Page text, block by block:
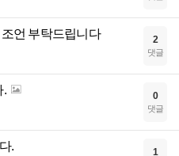
언 부탁드립니다 2
댓글
. 0
댓글
. 1